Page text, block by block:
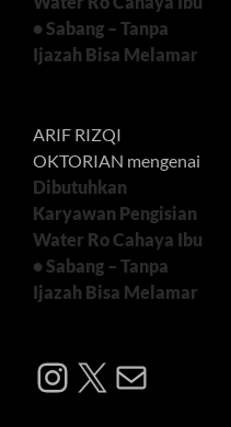
• Sabang – Tanpa
Ijazah Bisa Melamar
ARIF RIZQI
OKTORIAN mengenai
Dibutuhkan
Karyawan Pengisian
Water Ro Cahaya Ibu
• Sabang – Tanpa
Ijazah Bisa Melamar
Instagram
X Mail